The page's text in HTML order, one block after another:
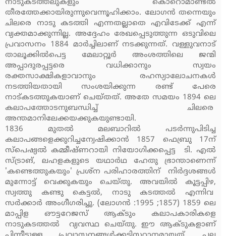
നാടുകടത്തലുകളും കൊറൊമാണ്ടല്‍
തീരത്തേക്കായിരുന്നുവെന്നൂഹിക്കാം. ലോഗന്‍ തന്നെയും
ചിലരെ നാടു കടത്തി എന്നതല്ലാതെ എവിടേക്ക് എന്ന്
വ്യക്തമാക്കുന്നില്ല. അദ്ദേഹം രേഖപ്പെടുത്തുന്ന ഒടുവിലെ
പ്രവാസനം 1884 മാര്‍ച്ചിലാണ് നടക്കുന്നത്. വള്ളുവനാട്
താലൂക്കില്‍പെട്ട മേലാറ്റൂര്‍ അംശത്തിലെ ജന്മി
അപ്പാദുരപ്പട്ടരെ വധിക്കാനും സ്വയം
രക്തസാക്ഷികളാവാനും രഹസ്യാലോചനകള്‍
നടത്തിയതായി സംശയിക്കുന്ന രണ്ട് പേരെ
നാട്കടത്തുകയാണ് ചെയ്തത്. അതേ സമയം 1894 ലെ
കലാപത്തോടനുബന്ധിച്ച് ചിലരെ
അന്തമാനിലേക്കയക്കുകയുണ്ടായി.
1836 മുതല്‍ മലബാറില്‍ പടര്‍ന്നുപിടിച്ച
കലാപങ്ങളെക്കുറിച്ചന്വേഷിക്കാന്‍ 1857 ഫെബ്രു 17ന്
സ്‌പെഷ്യല്‍ കമ്മീഷ്ണറായി നിയോഗിക്കപ്പെട്ട ടി. എല്‍
സ്ട്രാങ്, ലഹളകളുടെ യഥാര്‍ഥ ഹേതു ഭ്രാന്താണെന്ന്
'കണ്ടെത്തുകയും' പ്രശ്‌ന പരിഹാരത്തിന് നിര്‍ദ്ദശങ്ങള്‍
മുന്നോട്ട് വെക്കുകയും ചെയ്തു. അവയില്‍ കൂട്ടപ്പിഴ,
സ്വത്തു കണ്ടു കെട്ടല്‍, നാടു കടത്തല്‍ എന്നിവ
സര്‍ക്കാര്‍ അംഗീഗരിച്ചു. (ലോഗന്‍ :1995 ;1857) 1859 ലെ
മാപ്പിള ഔട്ടറേജസ് ആക്ടും കലാപകാരികളെ
നാടുകടത്തല്‍ വ്യവസ്ഥ ചെയ്തു. ഈ ആക്ടുകളാണ്